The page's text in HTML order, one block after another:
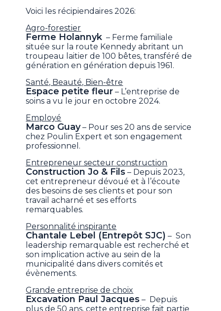
Voici les récipiendaires 2026:
Agro-forestier
Ferme Holannyk – Ferme familiale
située sur la route Kennedy abritant un
troupeau laitier de 100 bêtes, transféré de
génération en génération depuis 1961.
Santé, Beauté, Bien-être
Espace petite fleur – L’entreprise de
soins a vu le jour en octobre 2024.
Employé
Marco Guay– Pour ses 20 ans de service
chez Poulin Expert et son engagement
professionnel.
Entrepreneur secteur construction
Construction Jo & Fils – Depuis 2023,
cet entrepreneur dévoué et à l’écoute
des besoins de ses clients et pour son
travail acharné et ses efforts
remarquables.
Personnalité inspirante
Chantale Lebel (Entrepôt SJC) – Son
leadership remarquable est recherché et
son implication active au sein de la
municipalité dans divers comités et
évènements.
Grande entreprise de choix
Excavation Paul Jacques – Depuis
plus de 50 ans, cette entreprise fait partie